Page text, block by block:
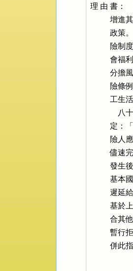
理 由 書：    憲法第一百五十三條第一項規定：「國家為改良勞工及農民之生活，
          增進其生產技能，應制定保護勞工及農民之法律，實施保護勞工及農民之
          政策。」第一百五十五條前段規定：「國家為謀社會福利，應實施社會保
          險制度。」而憲法增修條文第十條第八項亦要求國家應重視社會保險之社
          會福利工作。故國家就勞工因其生活及職業可能遭受之損害，應建立共同
          分擔風險之社會保險制度。為落實上開憲法委託，立法機關乃制定勞工保
          險條例，使勞工於保險事故發生時，能儘速獲得各項保險給付，以保障勞
          工生活，促進社會安全。
              八十五年九月十三日修正發布之勞工保險條例施行細則第五十七條規
          定：「被保險人或其受益人申請現金給付手續完備經審查應予發給者，保
          險人應於收到申請書之日起十日內發給之。」旨在促使勞工保險之保險人
          儘速完成勞工保險之現金給付，以保障被保險勞工或其受益人於保險事故
          發生後之生活，符合勞工保險條例保障勞工生活之意旨，與憲法保護勞工
          基本國策之本旨無違。至於被保險勞工或其受益人，因可歸責於保險人之
          遲延給付而受有損害時，如何獲得救濟，立法者固有自由形成之權限，惟
          基於上開憲法保護勞工之本旨，立法者自應衡酌社會安全機制之演進，配
          合其他社會保險制度之發展，並參酌勞工保險條例第十七條已有滯納金及
          暫行拒絕保險給付之規定，就勞工在保險關係地位之改善，隨時檢討之，
          併此指明。

                                            大法官會議主席  大法官  賴浩敏
                                                            大法官  蘇永欽
                                                                    林子儀
                                                                    許宗力
                                                                    許玉秀
                                                                    林錫堯
                                                                    池啟明
                                                                    李震山
                                                                    蔡清遊
                                                                    黃茂榮
                                                                    陳  敏
                                                                    葉百修
                                                                    陳春生
                                                                    陳新民

協同意見書                                                  大法官  林錫堯
    關於多數意見於解釋文及解釋理由書所述見解，本文敬表贊同。茲再就相關問題
補充個人意見如下：
一、勞工保險法律關係是一種「行政法上債之關係」，但不是行政契約關係
        依行政程序法之規定，行政機關與人民締結行政契約，除雙方意思表示一致
    外，應以書面或法定方式締結（第一百三十九條參照）。綜觀勞工保險條例及其
    施行細則之法規結構，勞工保險法律關係之發生，係國家為保障勞工生活，促進
    社會安全，乃制定勞工保險條例，建立勞工保險制度；而被保險人不論